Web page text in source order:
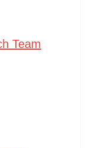
Team